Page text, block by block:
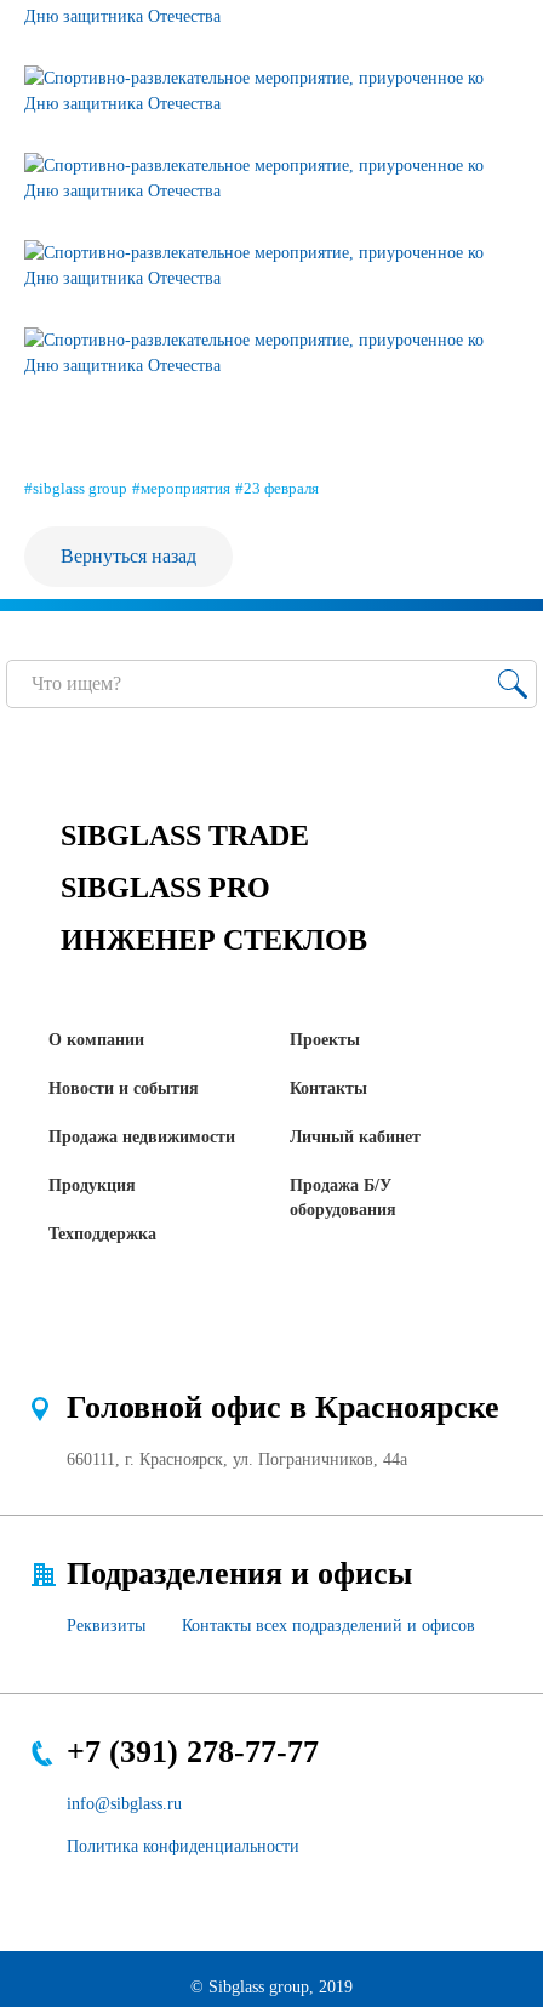
Проекты
Контакты
+7 (391) 278-77-77
#sibglass group #мероприятия #23 февраля
Вернуться назад
SIBGLASS TRADE
SIBGLASS PRO
ИНЖЕНЕР СТЕКЛОВ
О компании
Новости и события
Продажа недвижимости
Продукция
Техподдержка
Проекты
Контакты
Личный кабинет
Продажа Б/У
оборудования
Головной офис в Красноярске
660111, г. Красноярск, ул. Пограничников, 44а
Подразделения и офисы
Реквизиты Контакты всех подразделений и офисов
+7 (391) 278-77-77
info@sibglass.ru
Политика конфиденциальности
© Sibglass group, 2019